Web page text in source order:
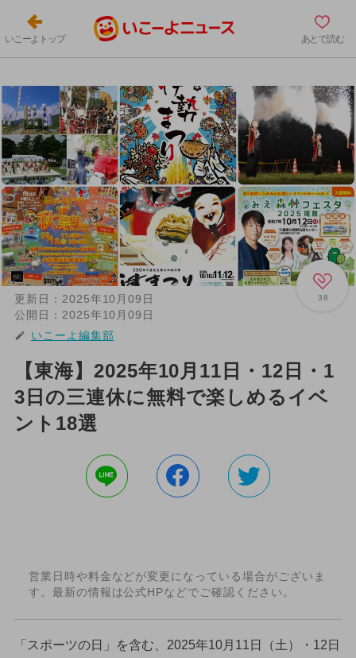
いこーよトップ あとで読む
38
更新日： 2025年10月09日
公開日： 2025年10月09日
いこーよ編集部
【東海】2025年10月11日・12日・1
3日の三連休に無料で楽しめるイベ
ント18選
営業日時や料金などが変更になっている場合がございま
す。最新の情報は公式HPなどでご確認ください。
「スポーツの日」を含む、2025年10月11日（土）・12日